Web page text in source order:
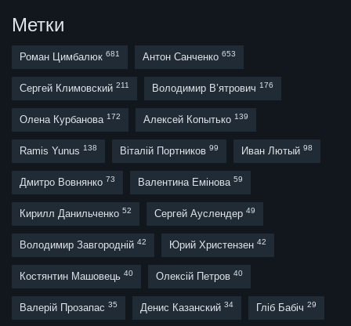
Метки
Роман Цимбалюк 681 Антон Санченко 653
Сергей Климовский 211 Володимир В’ятрович 176
Олена Курбанова 172 Алексей Копытько 139
Ramis Yunus 138 Віталій Портников 99 Иван Лютый 98
Дмитро Вовнянко 73 Валентина Емінова 59
Кирилл Данильченко 52 Сергей Ауслендер 49
Володимир Завгородній 42 Юрий Христензен 42
Костянтин Машовець 40 Олексій Петров 40
Валерій Прозапас 35 Денис Казанский 34 Гліб Бабіч 29